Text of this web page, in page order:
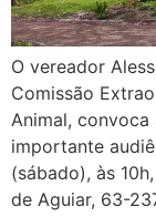
O vereador
Comissão
Animal,
importante
(sábado), às
de Aguiar, 63-